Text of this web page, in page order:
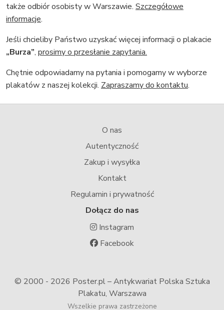
także odbiór osobisty w Warszawie. Szczegółowe
informacje.
Jeśli chcieliby Państwo uzyskać więcej informacji o plakacie
„Burza”, prosimy o przesłanie zapytania.
Chętnie odpowiadamy na pytania i pomogamy w wyborze
plakatów z naszej kolekcji. Zapraszamy do kontaktu.
O nas
Autentyczność
Zakup i wysyłka
Kontakt
Regulamin i prywatność
Dołącz do nas
Instagram
Facebook
© 2000 - 2026 Poster.pl – Antykwariat Polska Sztuka
Plakatu, Warszawa
Wszelkie prawa zastrzeżone